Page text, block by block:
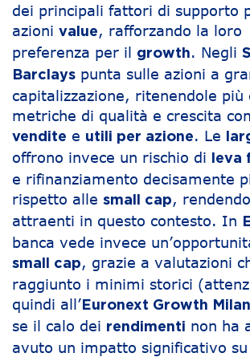
dei principali fattori di supporto
azioni value, rafforzando la loro
preferenza per il growth. Negli
Barclays punta sulle azioni a
capitalizzazione, ritenendole più
metriche di qualità e crescita
vendite e utili per azione. Le
offrono invece un rischio di leva
e rifinanziamento decisamente
rispetto alle small cap,
attraenti in questo contesto. In
banca vede invece
small cap, grazie a valutazioni
raggiunto i minimi storici
quindi all’ Euronext Growth Milan
se il calo dei rendimenti non ha
avuto un impatto significativo su